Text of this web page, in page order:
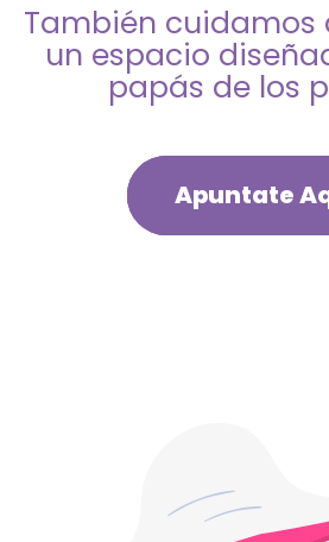
También cuidamos
un espacio
papás de los
Apuntate